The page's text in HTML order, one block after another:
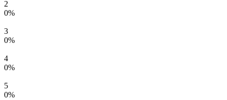
2
0%
3
0%
4
0%
5
0%